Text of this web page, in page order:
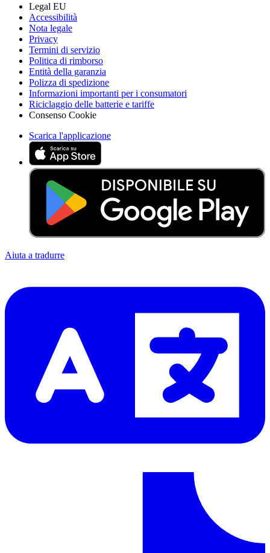
Legal EU
Accessibilità
Nota legale
Privacy
Termini di servizio
Politica di rimborso
Entità della garanzia
Polizza di spedizione
Informazioni importanti per i consumatori
Riciclaggio delle batterie e tariffe
Consenso Cookie
Scarica l'applicazione
Aiuta a tradurre